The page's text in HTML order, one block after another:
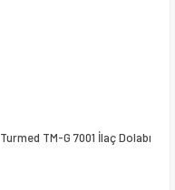
Turmed TM-G 7001 İlaç Dolabı